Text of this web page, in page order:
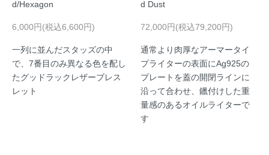
d/Hexagon
6,000円(税込6,600円)
一列に並んだスタッズの中
で、7番目のみ異なる色を配し
たグッドラックレザーブレス
レット
d Dust
72,000円(税込79,200円)
通常より肉厚なアーマータイ
プライターの表面にAg925の
プレートを蓋の開閉ラインに
沿って合わせ、鑞付けした重
量感のあるオイルライターで
す